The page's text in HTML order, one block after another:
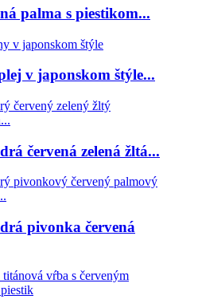
palma s piestikom...
v japonskom štýle...
červená zelená žltá...
pivonka červená